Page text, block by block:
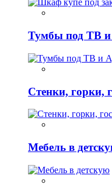
Тумбы под ТВ и
Стенки, горки,
Мебель в